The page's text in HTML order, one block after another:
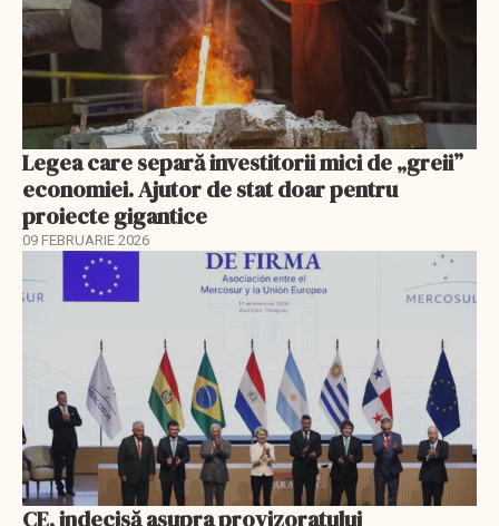
Legea care separă investitorii mici de „greii”
economiei. Ajutor de stat doar pentru
proiecte gigantice
09 FEBRUARIE 2026
CE, indecisă asupra provizoratului